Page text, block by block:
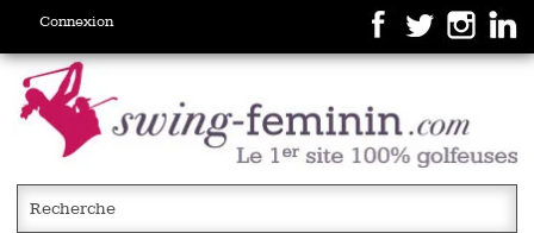
Connexion